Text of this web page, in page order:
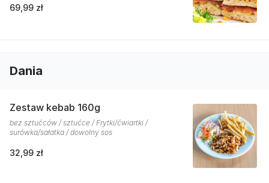
69,99 zł
Dania
Zestaw kebab 160g
bez sztućców / sztućce / Frytki/ćwiartki /
surówka/sałatka / dowolny sos
32,99 zł